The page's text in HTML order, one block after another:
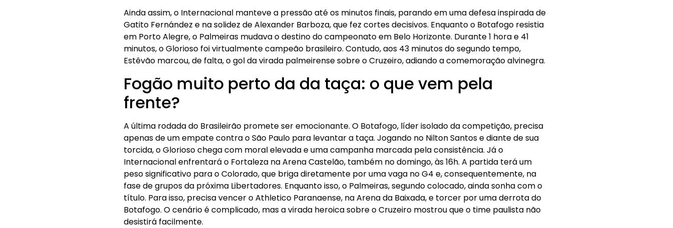
Ainda assim, o Internacional manteve a pressão até os minutos finais, parando em uma defesa inspirada de
Gatito Fernández e na solidez de Alexander Barboza, que fez cortes decisivos. Enquanto o Botafogo resistia
em Porto Alegre, o Palmeiras mudava o destino do campeonato em Belo Horizonte. Durante 1 hora e 41
minutos, o Glorioso foi virtualmente campeão brasileiro. Contudo, aos 43 minutos do segundo tempo,
Estêvão marcou, de falta, o gol da virada palmeirense sobre o Cruzeiro, adiando a comemoração alvinegra.
Fogão muito perto da da taça: o que vem pela
frente?
A última rodada do Brasileirão promete ser emocionante. O Botafogo, líder isolado da competição, precisa
apenas de um empate contra o São Paulo para levantar a taça. Jogando no Nilton Santos e diante de sua
torcida, o Glorioso chega com moral elevada e uma campanha marcada pela consistência. Já o
Internacional enfrentará o Fortaleza na Arena Castelão, também no domingo, às 16h. A partida terá um
peso significativo para o Colorado, que briga diretamente por uma vaga no G4 e, consequentemente, na
fase de grupos da próxima Libertadores. Enquanto isso, o Palmeiras, segundo colocado, ainda sonha com o
título. Para isso, precisa vencer o Athletico Paranaense, na Arena da Baixada, e torcer por uma derrota do
Botafogo. O cenário é complicado, mas a virada heroica sobre o Cruzeiro mostrou que o time paulista não
desistirá facilmente.